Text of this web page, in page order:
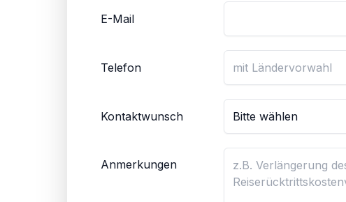
E-Mail
Telefon
Kontaktwunsch
Anmerkungen